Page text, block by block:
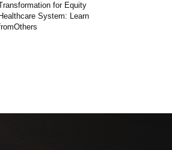
for Equity
Healthcare System: Learn